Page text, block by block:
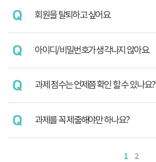
회원을 탈퇴하고 싶어요.
아이디/비밀번호가 생각나지 않아요.
과제 점수는 언제쯤 확인 할 수 있나요?
과제를 꼭 제출해야만 하나요?
1 2